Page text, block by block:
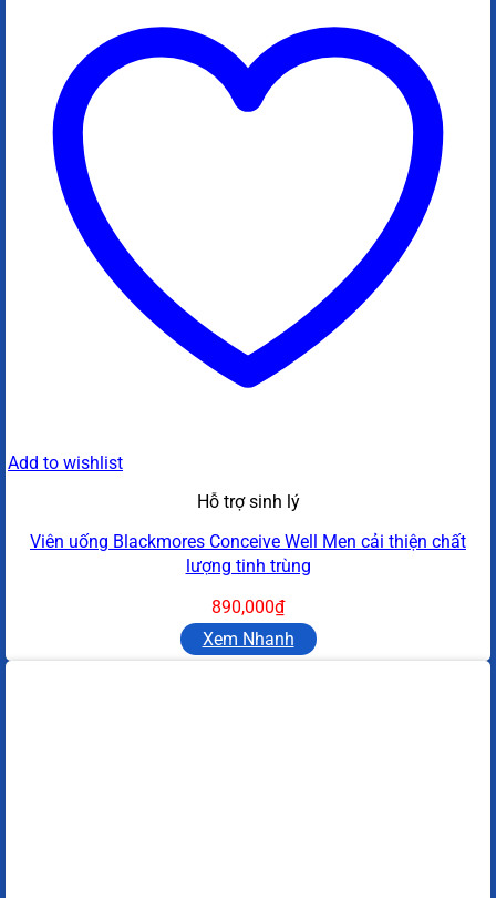
Add to wishlist
Hỗ trợ sinh lý
Viên uống Blackmores Conceive Well Men cải thiện chất
lượng tinh trùng
890,000₫
Xem Nhanh